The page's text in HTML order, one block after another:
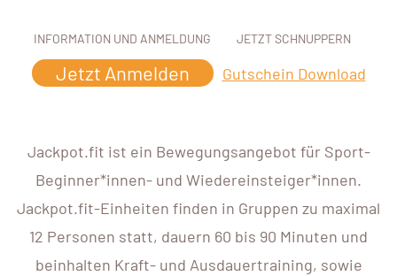
INFORMATION UND ANMELDUNG
Jetzt Anmelden
JETZT SCHNUPPERN
Gutschein Download
Jackpot.fit ist ein Bewegungsangebot für Sport-
Beginner*innen- und Wiedereinsteiger*innen.
Jackpot.fit-Einheiten finden in Gruppen zu maximal
12 Personen statt, dauern 60 bis 90 Minuten und
beinhalten Kraft- und Ausdauertraining, sowie